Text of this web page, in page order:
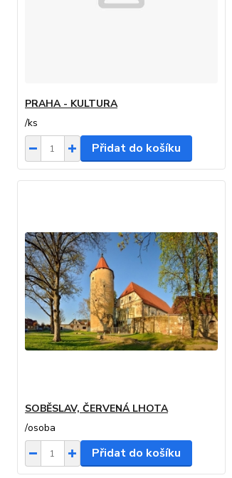
PRAHA - KULTURA
/ks
Přidat do košíku
SOBĚSLAV, ČERVENÁ LHOTA
/osoba
Přidat do košíku